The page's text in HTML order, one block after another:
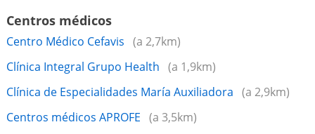
Centros médicos
Centro Médico Cefavis (a 2,7km)
Clínica Integral Grupo Health (a 1,9km)
Clínica de Especialidades María Auxiliadora (a 2,9km)
Centros médicos APROFE (a 3,5km)